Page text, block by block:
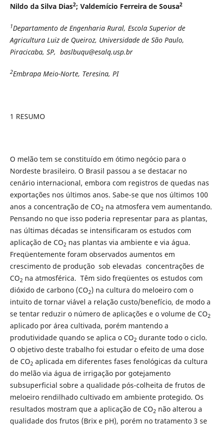
Nildo da Silva Dias2; Valdemício Ferreira de Sousa2
1Departamento de Engenharia Rural, Escola Superior de
Agricultura Luiz de Queiroz, Universidade de São Paulo,
Piracicaba, SP, baslbuqu@esalq.usp.br
2Embrapa Meio-Norte, Teresina, PI
1 RESUMO
O melão tem se constituído em ótimo negócio para o
Nordeste brasileiro. O Brasil passou a se destacar no
cenário internacional, embora com registros de quedas nas
exportações nos últimos anos. Sabe-se que nos últimos 100
anos a concentração de CO2 na atmosfera vem aumentando.
Pensando no que isso poderia representar para as plantas,
nas últimas décadas se intensificaram os estudos com
aplicação de CO2 nas plantas via ambiente e via água.
Freqüentemente foram observados aumentos em
crescimento de produção sob elevadas concentrações de
CO2 na atmosférica. Têm sido freqüentes os estudos com
dióxido de carbono (CO2) na cultura do meloeiro com o
intuito de tornar viável a relação custo/benefício, de modo a
se tentar reduzir o número de aplicações e o volume de CO2
aplicado por área cultivada, porém mantendo a
produtividade quando se aplica o CO2 durante todo o ciclo.
O objetivo deste trabalho foi estudar o efeito de uma dose
de CO2 aplicada em diferentes fases fenológicas da cultura
do melão via água de irrigação por gotejamento
subsuperficial sobre a qualidade pós-colheita de frutos de
meloeiro rendilhado cultivado em ambiente protegido. Os
resultados mostram que a aplicação de CO2 não alterou a
qualidade dos frutos (Brix e pH), porém no tratamento 3 se